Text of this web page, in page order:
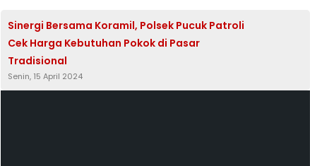
Sinergi Bersama Koramil, Polsek Pucuk Patroli
Cek Harga Kebutuhan Pokok di Pasar
Tradisional
Senin, 15 April 2024